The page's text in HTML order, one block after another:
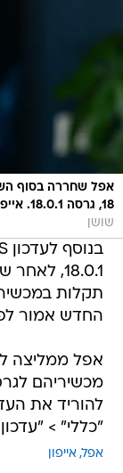
18, גרסה 18.0.1. אייפון 16 ואייפון 16 פרו מקס
שושן
החדש אמור
להוריד את
"כללי" >
אפל אייפון